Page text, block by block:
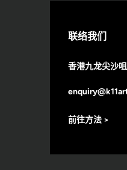
联络我们
香港九龙尖沙
前往方法 >